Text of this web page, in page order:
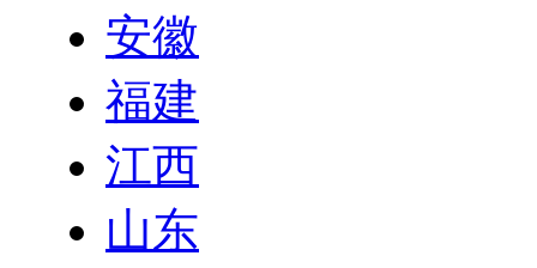
安徽
福建
江西
山东